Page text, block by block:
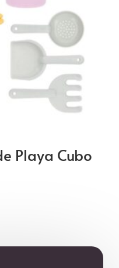
Playa Cubo